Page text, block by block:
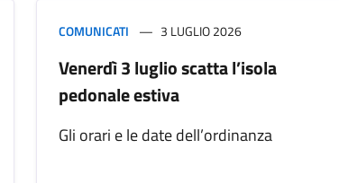
COMUNICATI 3 LUGLIO 2026
Venerdì 3 luglio scatta l’isola
pedonale estiva
Gli orari e le date dell’ordinanza